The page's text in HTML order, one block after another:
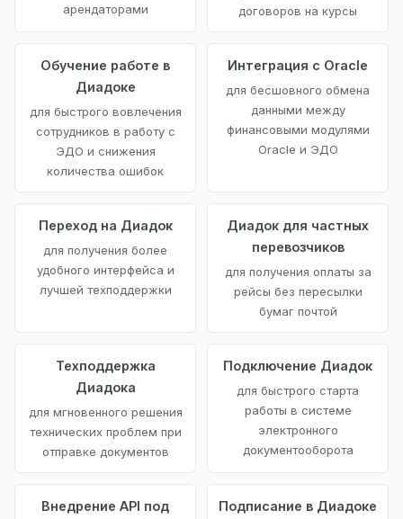
арендаторами
договоров на курсы
Обучение работе в
Диадоке
для быстрого вовлечения
сотрудников в работу с
ЭДО и снижения
количества ошибок
Интеграция с Oracle
для бесшовного обмена
данными между
финансовыми модулями
Oracle и ЭДО
Переход на Диадок
для получения более
удобного интерфейса и
лучшей техподдержки
Диадок для частных
перевозчиков
для получения оплаты за
рейсы без пересылки
бумаг почтой
Техподдержка
Диадока
для мгновенного решения
технических проблем при
отправке документов
Подключение Диадок
для быстрого старта
работы в системе
электронного
документооборота
Внедрение API под
Подписание в Диадоке